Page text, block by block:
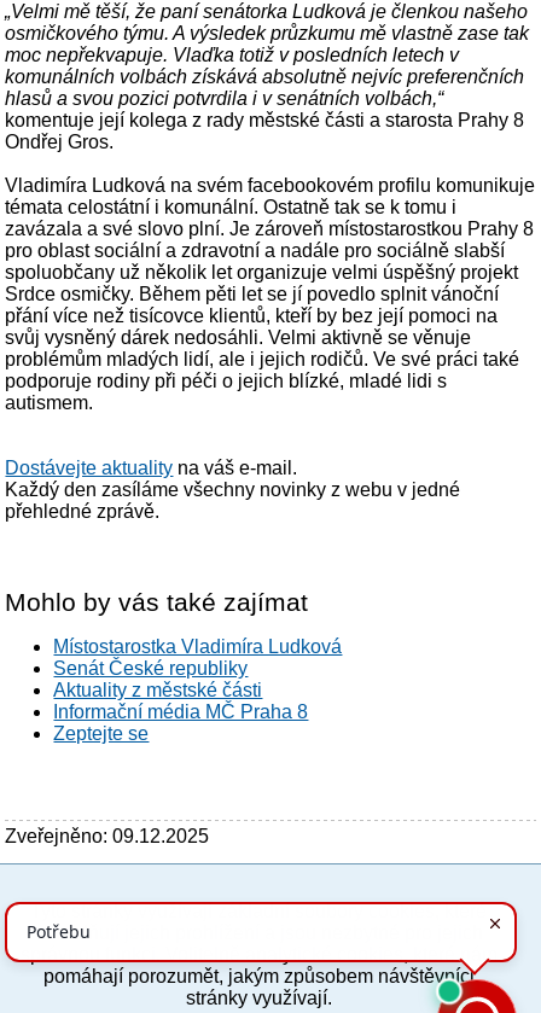
„Velmi mě těší, že paní senátorka Ludková je členkou našeho
osmičkového týmu. A výsledek průzkumu mě vlastně zase tak
moc nepřekvapuje. Vlaďka totiž v posledních letech v
komunálních volbách získává absolutně nejvíc preferenčních
hlasů a svou pozici potvrdila i v senátních volbách,“
komentuje její kolega z rady městské části a starosta Prahy 8
Ondřej Gros.
Vladimíra Ludková na svém facebookovém profilu komunikuje
témata celostátní i komunální. Ostatně tak se k tomu i
zavázala a své slovo plní. Je zároveň místostarostkou Prahy 8
pro oblast sociální a zdravotní a nadále pro sociálně slabší
spoluobčany už několik let organizuje velmi úspěšný projekt
Srdce osmičky. Během pěti let se jí povedlo splnit vánoční
přání více než tisícovce klientů, kteří by bez její pomoci na
svůj vysněný dárek nedosáhli. Velmi aktivně se věnuje
problémům mladých lidí, ale i jejich rodičů. Ve své práci také
podporuje rodiny při péči o jejich blízké, mladé lidi s
autismem.
Dostávejte aktuality na váš e-mail.
Každý den zasíláme všechny novinky z webu v jedné
přehledné zprávě.
Mohlo by vás také zajímat
Místostarostka Vladimíra Ludková
Senát České republiky
Aktuality z městské části
Informační média MČ Praha 8
Zeptejte se
Zveřejněno: 09.12.2025
ENG
Povinné a praktické informace
Tyto stránky využívají základní soubory cookies, které
usnadňují jejich prohlížení a jsou nezbytné pro jejich
správnou funkci. Volitelně analytické cookies, které nám
pomáhají porozumět, jakým způsobem návštěvníci
stránky využívají.